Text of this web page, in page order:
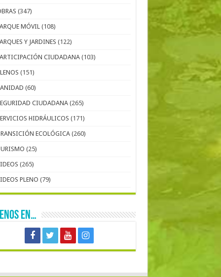
(347)
MÓVIL (108)
Y JARDINES (122)
CIUDADANA (103)
(151)
(60)
CIUDADANA (265)
HIDRÁULICOS (171)
ECOLÓGICA (260)
(25)
(265)
PLENO (79)
EN…